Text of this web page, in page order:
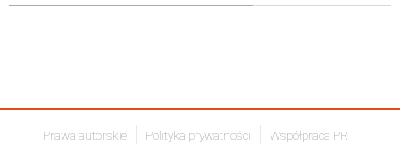
Prawa autorskie Polityka prywatności Współpraca PR